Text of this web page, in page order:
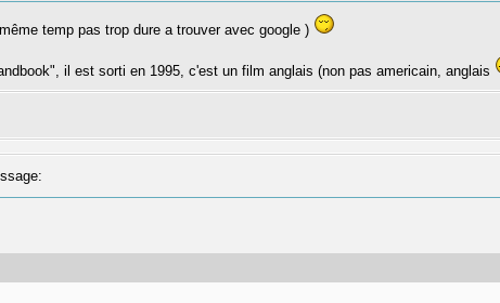
temp pas trop dure a trouver avec google )
il est sorti en 1995, c'est un film anglais (non pas americain, anglais